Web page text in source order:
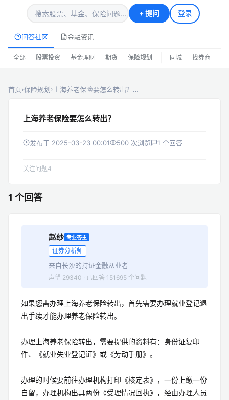
+提问 登录
问答社区 金融资讯
全部 股票投资 基金理财 期货 保险规划 同城 找券商
首页›保险规划› 上海养老保险要怎么转出？…
上海养老保险要怎么转出？
发布于 2025-03-23 00:01 500 次浏览 1 个回答
关注问题4
1 个回答
赵纱 专业答主
证券分析师
来自长沙的持证金融从业者
声望 29340 · 已回答 151695 个问题
如果您需办理上海养老保险转出，首先需要办理就业登记退
出手续才能办理养老保险转出。
办理上海养老保险转出，需要提供的资料有：身份证复印
件、《就业失业登记证》或《劳动手册》。
办理的时候要前往办理机构打印《核定表》，一份上缴一份
自留，办理机构出具两份《受理情况回执》，经由办理人员